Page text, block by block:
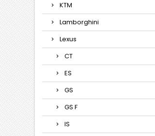
KTM
Lamborghini
Lexus
CT
ES
GS
GS F
IS